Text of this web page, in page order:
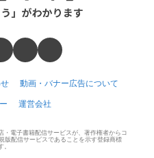
動画・バナー広告について
運営会社
・電子書籍配信サービスが、著作権者からコ
版配信サービスであることを示す登録商標
。